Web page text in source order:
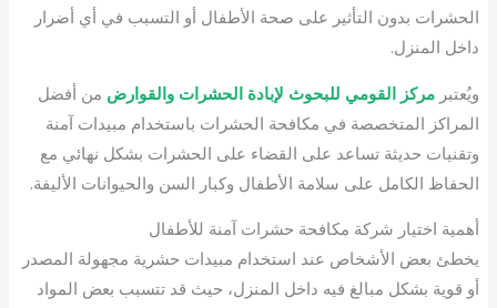
الحشرات بدون التأثير على صحة الأطفال أو التسبب في أي أضرار
داخل المنزل.
ويُعتبر مركز القومي للبحوث لإبادة الحشرات والقوارض من أفضل
المراكز المتخصصة في مكافحة الحشرات باستخدام مبيدات آمنة
وتقنيات حديثة تساعد على القضاء على الحشرات بشكل نهائي مع
الحفاظ الكامل على سلامة الأطفال وكبار السن والحيوانات الأليفة.
أهمية اختيار شركة مكافحة حشرات آمنة للأطفال
يخطئ بعض الأشخاص عند استخدام مبيدات حشرية مجهولة المصدر
أو قوية بشكل مبالغ فيه داخل المنزل، حيث قد تتسبب بعض المواد